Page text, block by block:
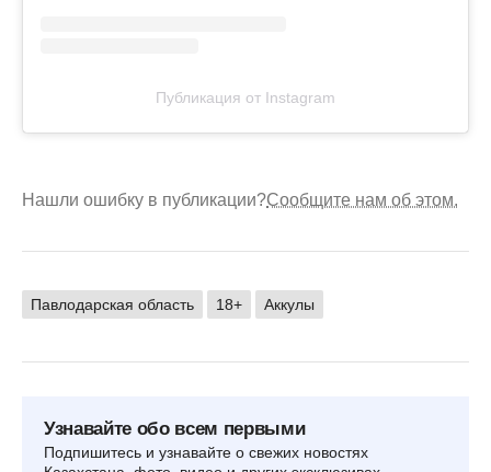
Публикация от Instagram
Нашли ошибку в публикации?Сообщите нам об этом.
Павлодарская область 18+ Аккулы
Узнавайте обо всем первыми
Подпишитесь и узнавайте о свежих новостях